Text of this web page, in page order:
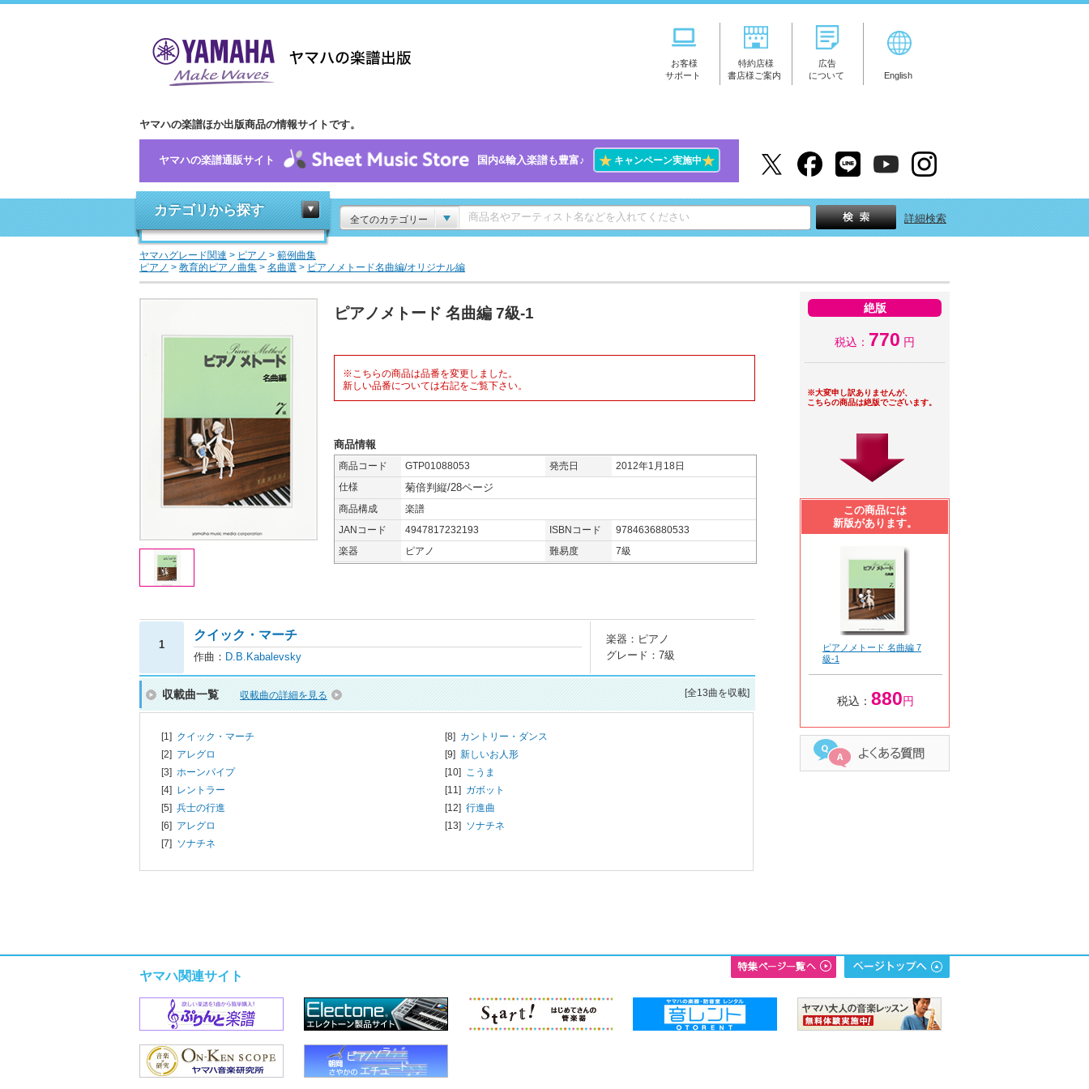
お客様
サポート
特約店様
書店様ご案内
広告
について
English
ヤマハの楽譜ほか出版商品の情報サイトです。
ヤマハの楽譜通販サイト 国内&輸入楽譜も豊富♪ ★キャンペーン実施中★
カテゴリから探す
全てのカテゴリー 詳細検索
ヤマハグレード関連 > ピアノ > 範例曲集
ピアノ > 教育的ピアノ曲集 > 名曲選 > ピアノメトード名曲編/オリジナル編
ピアノメトード 名曲編 7級-1
※こちらの商品は品番を変更しました。
新しい品番については右記をご覧下さい。
商品情報
商品コード GTP01088053 発売日
2012年1月18日
仕様
菊倍判縦/28ページ
商品構成
楽譜
JANコード
4947817232193 ISBNコード
9784636880533
楽器
ピアノ 難易度 7級
1
クイック・マーチ
作曲： D.B.Kabalevsky
楽器：ピアノ
グレード：7級
収載曲一覧 収載曲の詳細を見る [全13曲を収載]
[1] クイック・マーチ
[2] アレグロ
[3] ホーンパイプ
[4] レントラー
[5] 兵士の行進
[6] アレグロ
[7] ソナチネ
[8] カントリー・ダンス
[9] 新しいお人形
[10] こうま
[11] ガボット
[12] 行進曲
[13] ソナチネ
絶版
税込： 770 円
※大変申し訳ありませんが、
こちらの商品は絶版でございます。
この商品には
新版があります。
ピアノメトード 名曲編 7
級-1
税込： 880円
ヤマハ関連サイト